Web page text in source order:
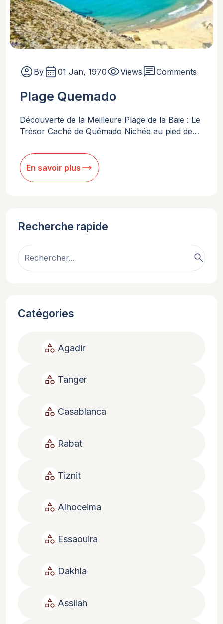
account_circle By calendar_month 01 Jan, 1970visibilityViews chatComments
Plage Quemado
Découverte de la Meilleure Plage de la Baie : Le
Trésor Caché de Quémado Nichée au pied de…
En savoir plus trending_flat
Recherche rapide
search
Catégories
category Agadir
category Tanger
category Casablanca
category Rabat
category Tiznit
category Alhoceima
category Essaouira
category Dakhla
category Assilah